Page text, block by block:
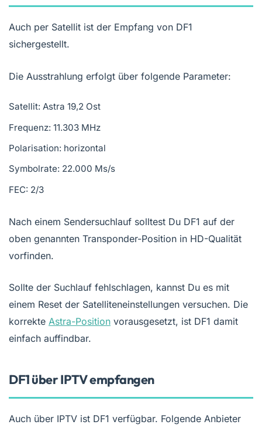
Auch per Satellit ist der Empfang von DF1
sichergestellt.
Die Ausstrahlung erfolgt über folgende Parameter:
Satellit: Astra 19,2 Ost
Frequenz: 11.303 MHz
Polarisation: horizontal
Symbolrate: 22.000 Ms/s
FEC: 2/3
Nach einem Sendersuchlauf solltest Du DF1 auf der
oben genannten Transponder-Position in HD-Qualität
vorfinden.
Sollte der Suchlauf fehlschlagen, kannst Du es mit
einem Reset der Satelliteneinstellungen versuchen. Die
korrekte Astra-Position vorausgesetzt, ist DF1 damit
einfach auffindbar.
DF1 über IPTV empfangen
Auch über IPTV ist DF1 verfügbar. Folgende Anbieter